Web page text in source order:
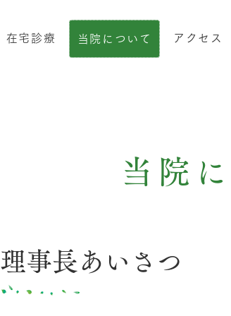
在宅診療 当院について アクセス
当院
理事長あいさつ